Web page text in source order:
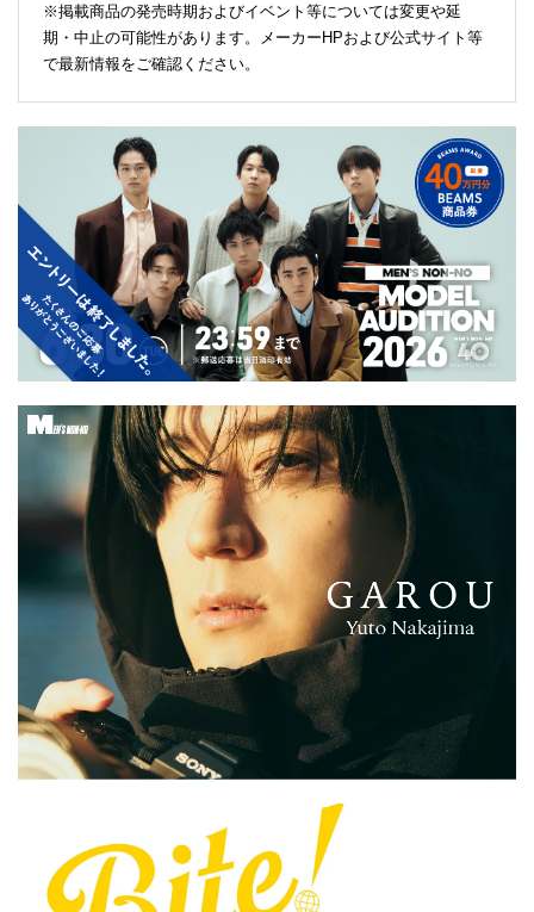
※掲載商品の発売時期およびイベント等については変更や延
期・中止の可能性があります。メーカーHPおよび公式サイト等
で最新情報をご確認ください。